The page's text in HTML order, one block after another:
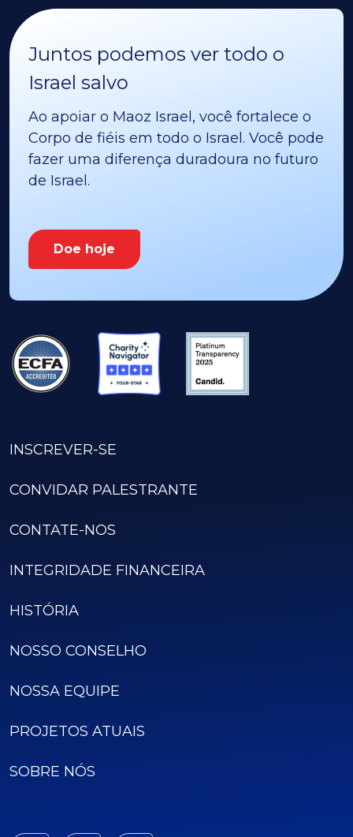
Juntos podemos ver todo o
Israel salvo
Ao apoiar o Maoz Israel, você fortalece o
Corpo de fiéis em todo o Israel. Você pode
fazer uma diferença duradoura no futuro
de Israel.
Doe hoje
INSCREVER-SE
CONVIDAR PALESTRANTE
CONTATE-NOS
INTEGRIDADE FINANCEIRA
HISTÓRIA
NOSSO CONSELHO
NOSSA EQUIPE
PROJETOS ATUAIS
SOBRE NÓS